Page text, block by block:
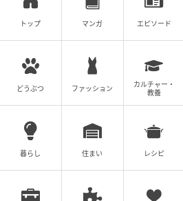
トップ マンガ エピソード
どうぶつ ファッション
カルチャー・
教養
暮らし 住まい レシピ